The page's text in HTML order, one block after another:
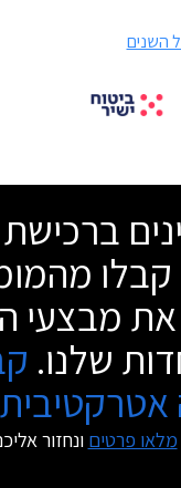
קבלו
את מבצעי
שלנו.
מלאו פרטים ונחזור